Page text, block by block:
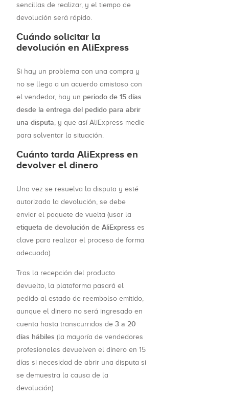
sencillas de realizar, y el tiempo de
devolución será rápido.
Cuándo solicitar la
devolución en AliExpress
Si hay un problema con una compra y
no se llega a un acuerdo amistoso con
el vendedor, hay un periodo de 15 días
desde la entrega del pedido para abrir
una disputa, y que así AliExpress medie
para solventar la situación.
Cuánto tarda AliExpress en
devolver el dinero
Una vez se resuelva la disputa y esté
autorizada la devolución, se debe
enviar el paquete de vuelta (usar la
etiqueta de devolución de AliExpress es
clave para realizar el proceso de forma
adecuada).
Tras la recepción del producto
devuelto, la plataforma pasará el
pedido al estado de reembolso emitido,
aunque el dinero no será ingresado en
cuenta hasta transcurridos de 3 a 20
días hábiles (la mayoría de vendedores
profesionales devuelven el dinero en 15
días si necesidad de abrir una disputa si
se demuestra la causa de la
devolución).